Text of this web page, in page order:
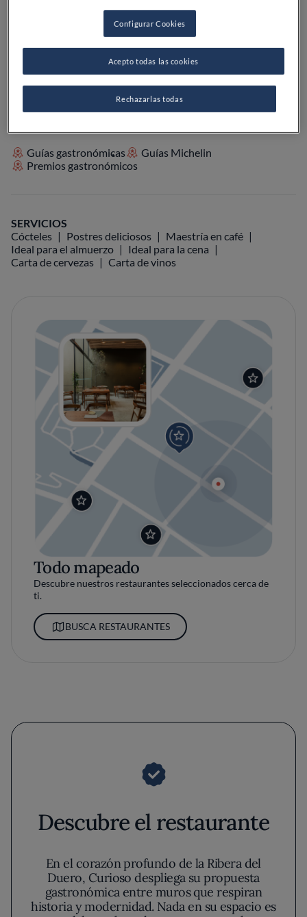
VER EN EL MAPA +34 682 39 99 70
VISITAR WEB
Guías gastronómicas
Guías Michelin
Premios gastronómicos
SERVICIOS
Cócteles
Postres deliciosos
Maestría en café
Ideal para el almuerzo
Ideal para la cena
Carta de cervezas
Carta de vinos
Todo mapeado
Descubre nuestros restaurantes seleccionados cerca de
ti.
BUSCA RESTAURANTES
Descubre el restaurante
En el corazón profundo de la Ribera del
Duero, Curioso despliega su propuesta
gastronómica entre muros que respiran
historia y modernidad. Nada en su espacio es
Configurar Cookies
Rechazarlas todas
Acepto todas las cookies